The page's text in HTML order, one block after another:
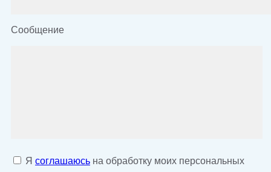
Сообщение
Я соглашаюсь на обработку моих персональных